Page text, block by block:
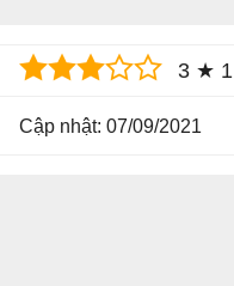
3 ★ 1
Cập nhật: 07/09/2021